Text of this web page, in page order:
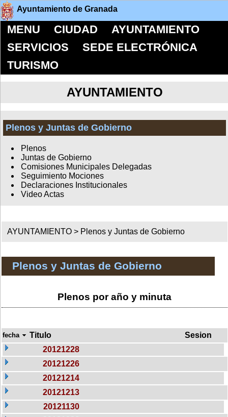
Ayuntamiento de Granada
MENU CIUDAD
AYUNTAMIENTO
SERVICIOS
SEDE ELECTRÓNICA
TURISMO
AYUNTAMIENTO
Plenos y Juntas de Gobierno
Plenos
Juntas de Gobierno
Comisiones Municipales Delegadas
Seguimiento Mociones
Declaraciones Institucionales
Video Actas
AYUNTAMIENTO > Plenos y Juntas de Gobierno
Plenos y Juntas de Gobierno
Plenos por año y minuta
fecha Titulo
Sesion
20121228
20121226
20121214
20121213
20121130